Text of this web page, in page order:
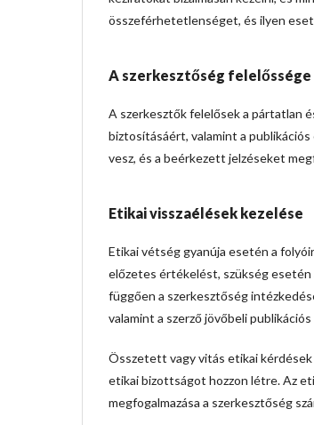
összeférhetetlenséget, és ilyen
A szerkesztőség felelőssége
A szerkesztők felelősek a pártatlan
biztosításáért, valamint a
vesz, és a beérkezett jelzéseket
Etikai visszaélések kezelése
Etikai vétség gyanúja esetén a
előzetes értékelést, szükség
függően a szerkesztőség
valamint a szerző jövőbeli
Összetett vagy vitás etikai
etikai bizottságot hozzon létre. Az
megfogalmazása a szerkesztőség